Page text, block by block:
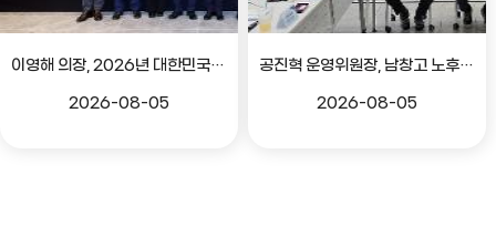
이영해 의장, 2026년 대한민국시도의회의장협의회 정기회 참석
2026-08-05
공진혁 운영위원장, 남창고 노후시설 개선 위한 학부모 간담회
2026-08-05